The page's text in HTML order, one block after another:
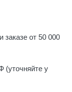
заказе от 50 000
(уточняйте у